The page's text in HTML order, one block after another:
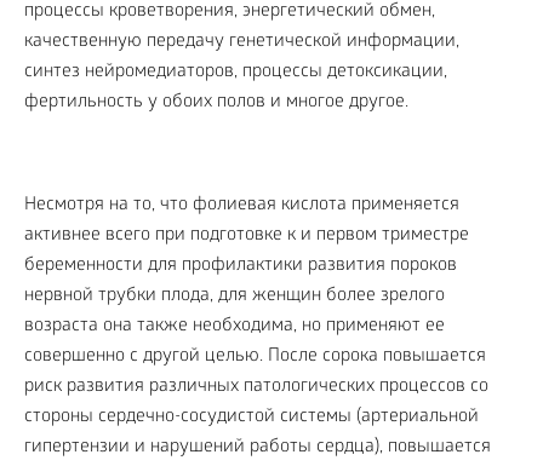
процессы кроветворения, энергетический обмен,
качественную передачу генетической информации,
синтез нейромедиаторов, процессы детоксикации,
фертильность у обоих полов и многое другое.
Несмотря на то, что фолиевая кислота применяется
активнее всего при подготовке к и первом триместре
беременности для профилактики развития пороков
нервной трубки плода, для женщин более зрелого
возраста она также необходима, но применяют ее
совершенно с другой целью. После сорока повышается
риск развития различных патологических процессов со
стороны сердечно-сосудистой системы (артериальной
гипертензии и нарушений работы сердца), повышается